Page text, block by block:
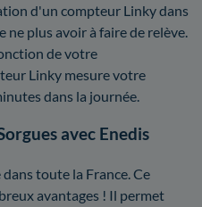
d'un compteur Linky dans
plus avoir à faire de relève.
de votre
Linky mesure votre
dans la journée.
avec Enedis
toute la France. Ce
avantages ! Il permet